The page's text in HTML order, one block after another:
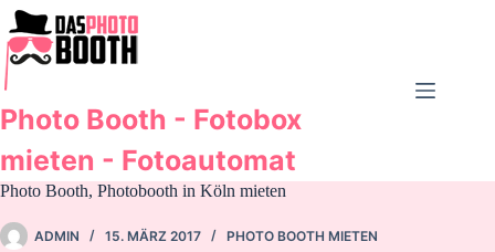
Zum
Inhalt
springen
Photo Booth - Fotobox
mieten - Fotoautomat
Photo Booth, Photobooth in Köln mieten
ADMIN 15. MÄRZ 2017 PHOTO BOOTH MIETEN